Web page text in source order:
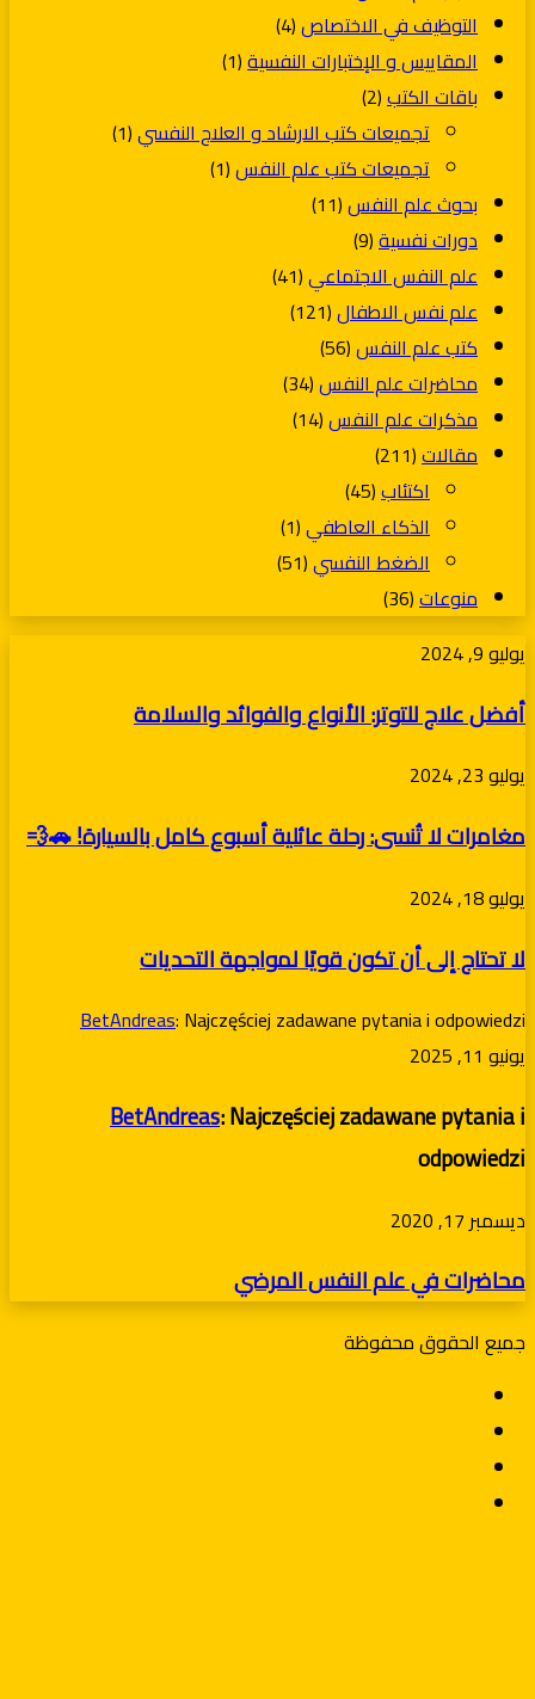
التوظيف في الاختصاص(4)
المقاييس و الإختبارات النفسية(1)
باقات الكتب(2)
تجميعات كتب الارشاد و العلاج النفسي(1)
تجميعات كتب علم النفس(1)
بحوث علم النفس(11)
دورات نفسية(9)
علم النفس الاجتماعي(41)
علم نفس الاطفال(121)
كتب علم النفس(56)
محاضرات علم النفس(34)
مذكرات علم النفس(14)
مقالات(211)
اكتئاب(45)
الذكاء العاطفي(1)
الضغط النفسي(51)
منوعات(36)
أفضل
للتوتر:
والفوائد
والسلامة
يوليو 9, 2024
أفضل علاج للتوتر: الأنواع والفوائد والسلامة
مغامرات
تُنسى:
عائلية
أسبوع
بالسيارة!
🚗
يوليو 23, 2024
مغامرات لا تُنسى: رحلة عائلية أسبوع كامل بالسيارة! 🚗💨
لا
إلى
قويًا
لمواجهة
التحديات
يوليو 18, 2024
لا تحتاج إلى أن تكون قويًا لمواجهة التحديات
BetAndreas: Najczęściej zadawane pytania i odpowiedzi
يونيو 11, 2025
BetAndreas: Najczęściej zadawane pytania i
odpowiedzi
محاضرات
علم
المرضي
ديسمبر 17, 2020
محاضرات في علم النفس المرضي
جميع الحقوق محفوظة